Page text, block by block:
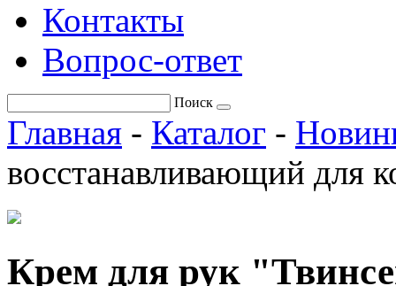
Контакты
Вопрос-ответ
Поиск
Главная - Каталог -
восстанавливающий для
Крем для рук